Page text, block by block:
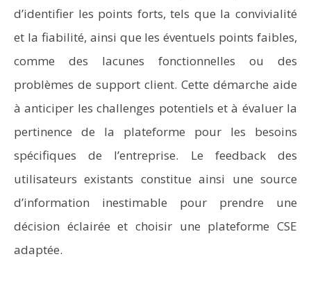
d’identifier les points forts, tels que la convivialité
et la fiabilité, ainsi que les éventuels points faibles,
comme des lacunes fonctionnelles ou des
problèmes de support client. Cette démarche aide
à anticiper les challenges potentiels et à évaluer la
pertinence de la plateforme pour les besoins
spécifiques de l’entreprise. Le feedback des
utilisateurs existants constitue ainsi une source
d’information inestimable pour prendre une
décision éclairée et choisir une plateforme CSE
adaptée.